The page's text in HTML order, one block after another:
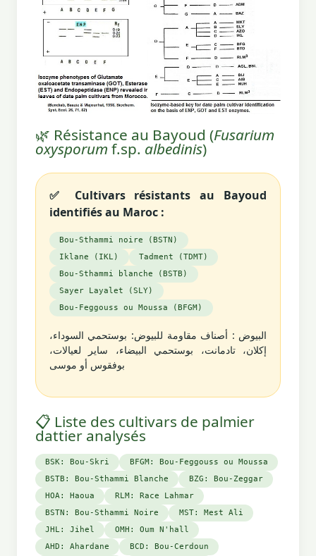
🌿 Résistance au Bayoud (Fusarium
oxysporum f.sp. albedinis)
✅ Cultivars résistants au Bayoud
identifiés au Maroc :
Bou-Sthammi noire (BSTN)
Iklane (IKL)
Tadment (TDMT)
Bou-Sthammi blanche (BSTB)
Sayer Layalet (SLY)
Bou-Feggouss ou Moussa (BFGM)
البيوض : أصناف مقاومة للبيوض: بوستحمي السوداء،
إكلان، تادمانت، بوستحمي البيضاء، ساير لعيالات،
بوفقوس أو موسى
📋 Liste des cultivars de palmier
dattier analysés
BSK: Bou-Skri
BFGM: Bou-Feggouss ou Moussa
BSTB: Bou-Sthammi Blanche
BZG: Bou-Zeggar
HOA: Haoua
RLM: Race Lahmar
BSTN: Bou-Sthammi Noire
MST: Mest Ali
JHL: Jihel
OMH: Oum N'hall
AHD: Ahardane
BCD: Bou-Cerdoun